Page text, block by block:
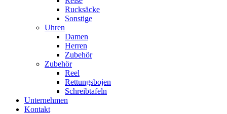
Rucksäcke
Sonstige
Uhren
Damen
Herren
Zubehör
Zubehör
Reel
Rettungsbojen
Schreibtafeln
Unternehmen
Kontakt